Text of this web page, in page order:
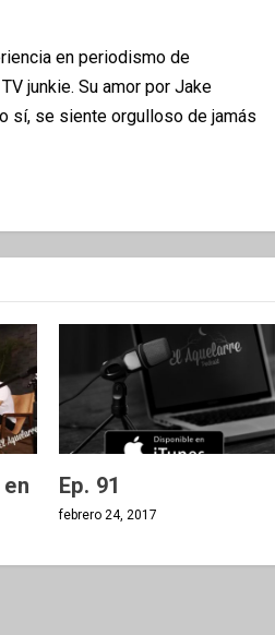
en periodismo de
junkie. Su amor por Jake
sí, se siente orgulloso de jamás
Ep. 91
febrero 24, 2017